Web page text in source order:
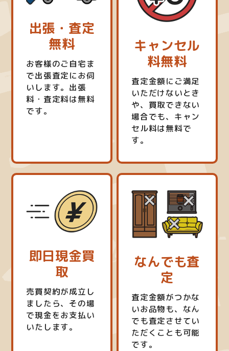
出張・査定
無料
お客様のご自宅ま
で出張査定にお伺
いします。出張
料・査定料は無料
です。
キャンセル
料無料
査定金額にご満足
いただけないとき
や、買取できない
場合でも、キャン
セル料は無料で
す。
即日現金買
取
売買契約が成立し
ましたら、その場
で現金をお支払い
いたします。
なんでも査
定
査定金額がつかな
いお品物も、なん
でも査定させてい
ただくことも可能
です。